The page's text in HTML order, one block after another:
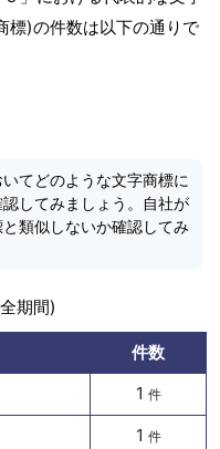
標)の件数は以下の通りで
てどのような文字商標に
してみましょう。自社が
類似しないか確認してみ
期間)
件数
1 件
1 件